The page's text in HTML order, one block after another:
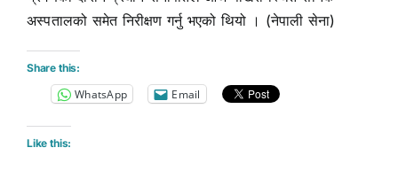
अस्पतालको समेत निरीक्षण गर्नु भएको थियो । (नेपाली सेना)
Share this:
WhatsApp Email
Like this: